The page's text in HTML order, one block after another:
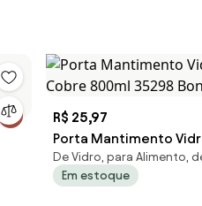
R$ 25,97
Porta Mantimento
Cobre 800ml 35298
De Vidro, para Alimento,
Em estoque